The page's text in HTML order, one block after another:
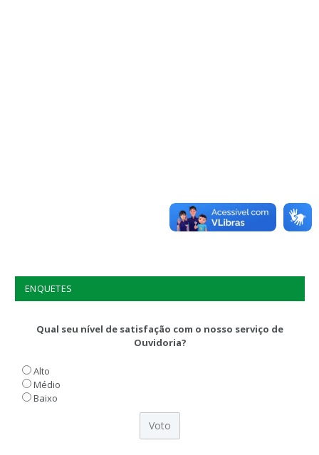
ENQUETES
Qual seu nível de satisfação com o nosso serviço de
Ouvidoria?
Alto
Médio
Baixo